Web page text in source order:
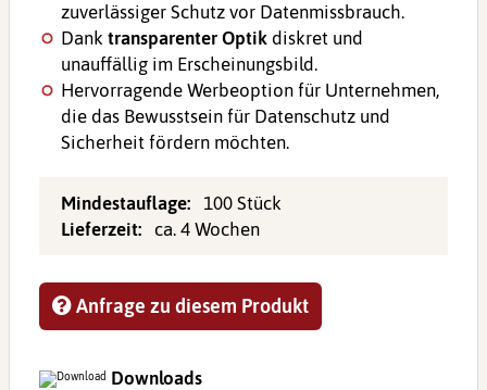
zuverlässiger Schutz vor Datenmissbrauch.
Dank transparenter Optik diskret und
unauffällig im Erscheinungsbild.
Hervorragende Werbeoption für Unternehmen,
die das Bewusstsein für Datenschutz und
Sicherheit fördern möchten.
Mindestauflage:
100 Stück
Lieferzeit: ca. 4 Wochen
Anfrage zu diesem Produkt
Downloads